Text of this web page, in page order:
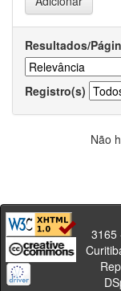
Resultados/
Registro(s)
Não
3165